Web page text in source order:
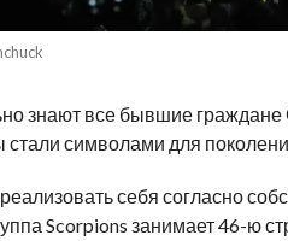
знают все бывшие
символами для
себя согласно
Scorpions занимает 46-ю